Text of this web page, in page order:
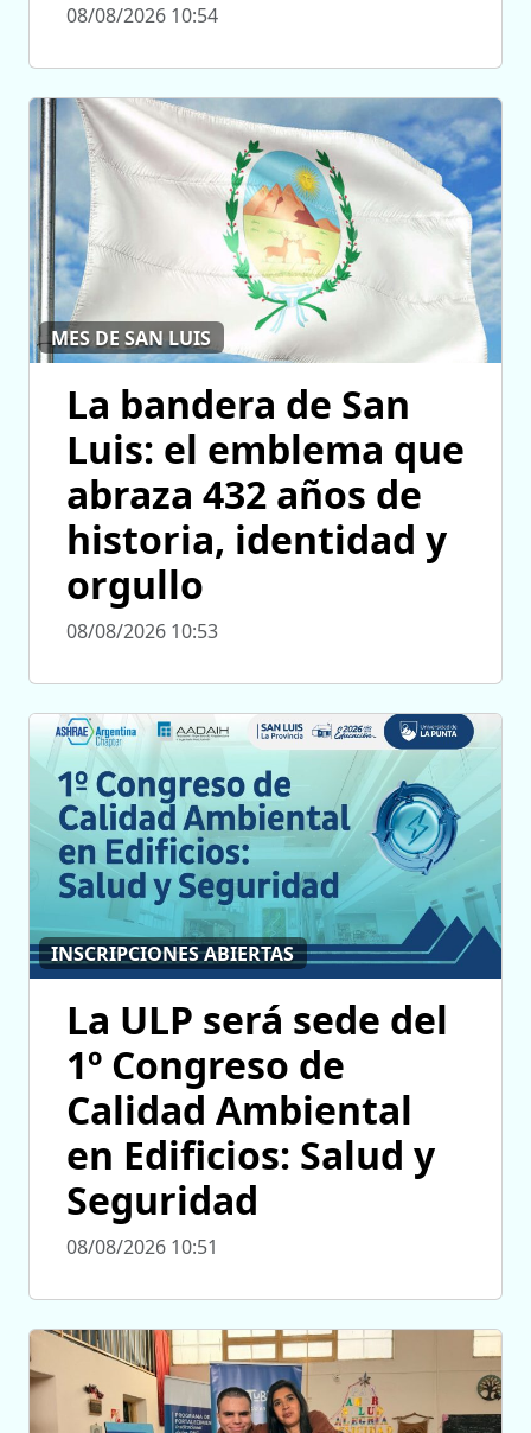
08/08/2026 10:54
MES DE SAN LUIS
La bandera de San
Luis: el emblema que
abraza 432 años de
historia, identidad y
orgullo
08/08/2026 10:53
INSCRIPCIONES ABIERTAS
La ULP será sede del
1º Congreso de
Calidad Ambiental
en Edificios: Salud y
Seguridad
08/08/2026 10:51